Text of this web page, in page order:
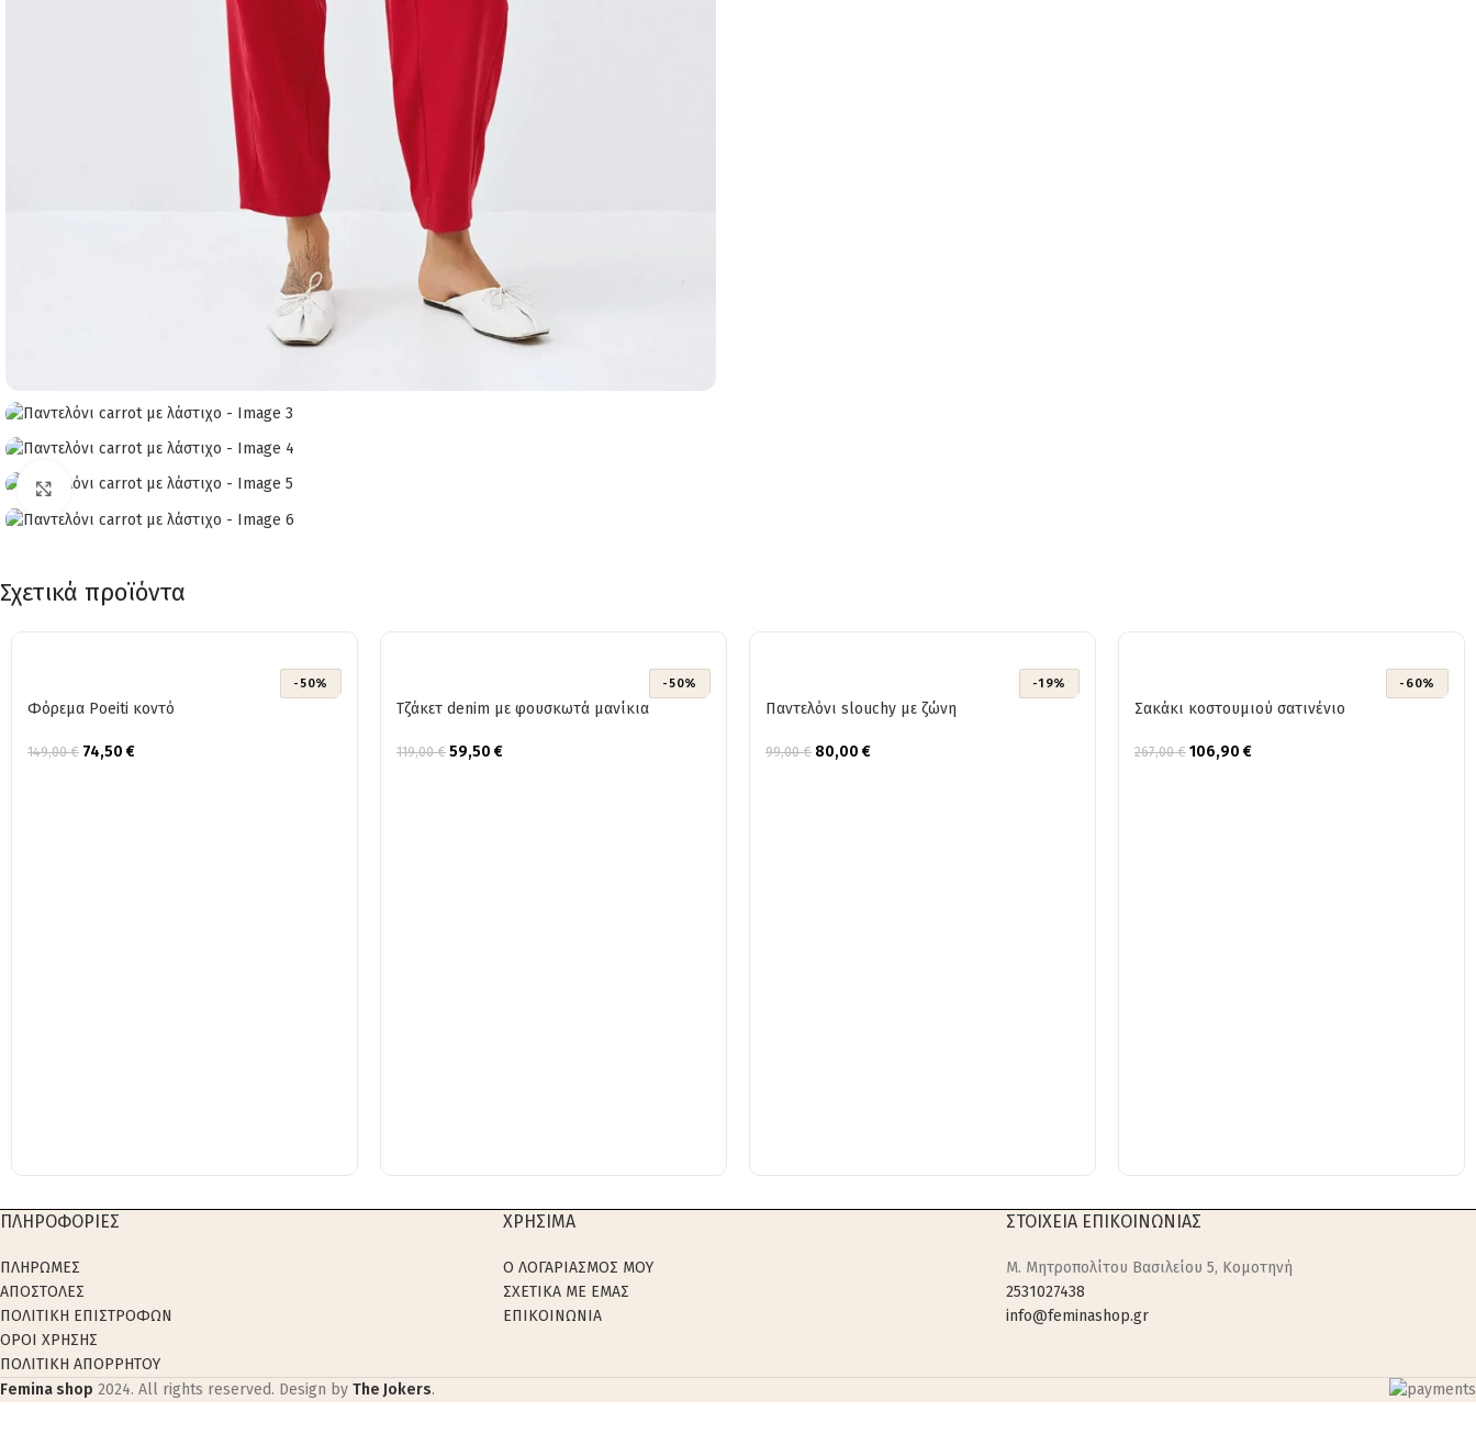
Click to enlarge
Σχετικά προϊόντα
-50%
Φόρεμα Poeiti κοντό
149,00€ 74,50 €
-50%
Τζάκετ denim με φουσκωτά μανίκια
119,00€ 59,50 €
-19%
Παντελόνι slouchy με ζώνη
99,00€ 80,00 €
-60%
Σακάκι κοστουμιού σατινένιο
267,00€ 106,90 €
ΠΛΗΡΟΦΟΡΙΕΣ
ΠΛΗΡΩΜΕΣ
ΑΠΟΣΤΟΛΕΣ
ΠΟΛΙΤΙΚΗ ΕΠΙΣΤΡΟΦΩΝ
ΟΡΟΙ ΧΡΗΣΗΣ
ΠΟΛΙΤΙΚΗ ΑΠΟΡΡΗΤΟΥ
ΧΡΗΣΙΜΑ
Ο ΛΟΓΑΡΙΑΣΜΟΣ ΜΟΥ
ΣΧΕΤΙΚΑ ΜΕ ΕΜΑΣ
ΕΠΙΚΟΙΝΩΝΙΑ
ΣΤΟΙΧΕΙΑ ΕΠΙΚΟΙΝΩΝΙΑΣ
M. Μητροπολίτου Βασιλείου 5, Κομοτηνή
2531027438
info@feminashop.gr
Femina shop 2024. All rights reserved. Design by The Jokers.